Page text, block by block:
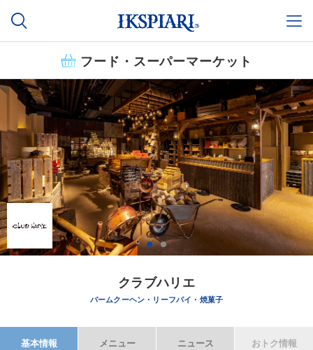
フード・スーパーマーケット
クラブハリエ
バームクーヘン・リーフパイ・焼菓子
基本情報 メニュー ニュース おトク情報